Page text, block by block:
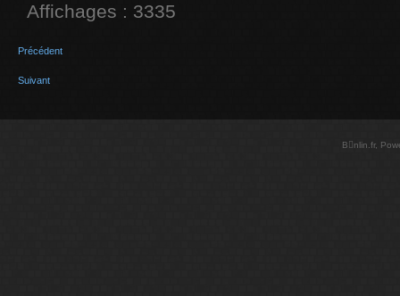
Affichages : 3335
Précédent
Suivant
Bnlin.fr,